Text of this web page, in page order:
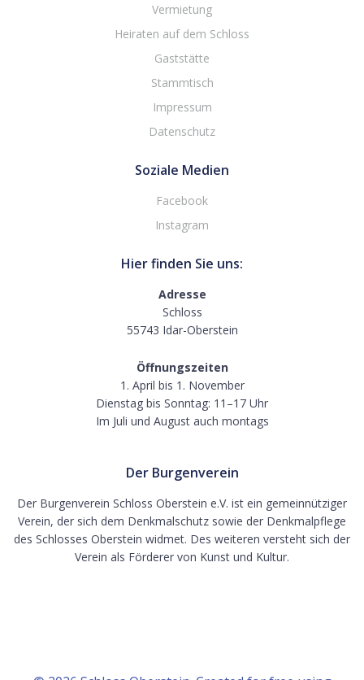
Vermietung
Heiraten auf dem Schloss
Gaststätte
Stammtisch
Impressum
Datenschutz
Soziale Medien
Facebook
Instagram
Hier finden Sie uns:
Adresse
Schloss
55743 Idar-Oberstein
Öffnungszeiten
1. April bis 1. November
Dienstag bis Sonntag: 11–17 Uhr
Im Juli und August auch montags
Der Burgenverein
Der Burgenverein Schloss Oberstein e.V. ist ein gemeinnütziger
Verein, der sich dem Denkmalschutz sowie der Denkmalpflege
des Schlosses Oberstein widmet. Des weiteren versteht sich der
Verein als Förderer von Kunst und Kultur.